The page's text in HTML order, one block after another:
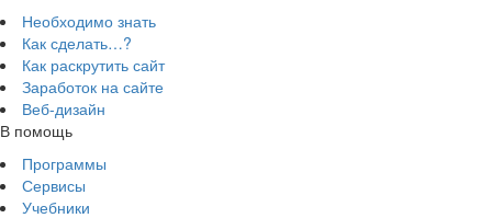
Необходимо знать
Как сделать…?
Как раскрутить сайт
Заработок на сайте
Веб-дизайн
В помощь
Программы
Сервисы
Учебники